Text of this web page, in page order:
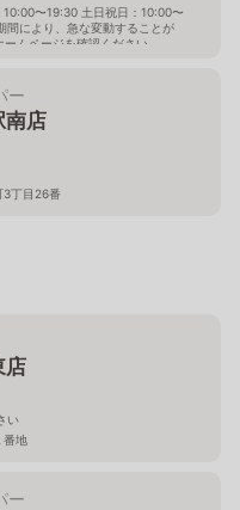
〜19:30 土日祝日：10:00〜
間により、急な変動することが
ームページを確認ください
ー
南店
3丁目26番
店
い
番地
ー